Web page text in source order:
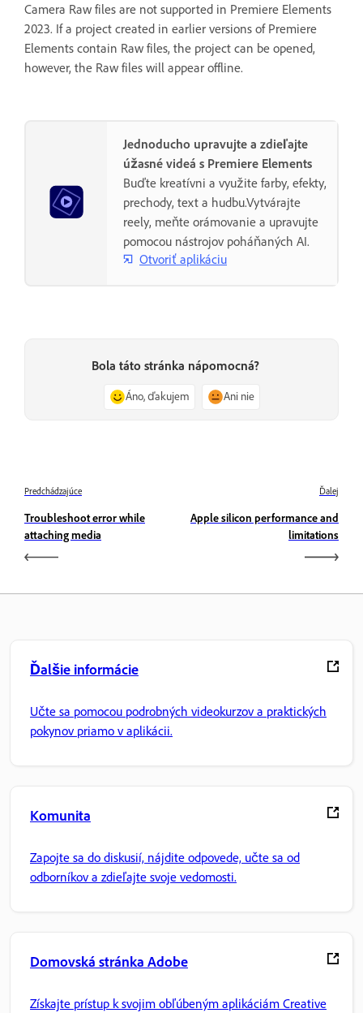
Camera Raw files are not supported in Premiere Elements
2023. If a project created in earlier versions of Premiere
Elements contain Raw files, the project can be opened,
however, the Raw files will appear offline.
Jednoducho upravujte a zdieľajte
úžasné videá s Premiere Elements
Buďte kreatívni a využite farby, efekty,
prechody, text a hudbu.Vytvárajte
reely, meňte orámovanie a upravujte
pomocou nástrojov poháňaných AI.
Otvoriť aplikáciu
Bola táto stránka nápomocná?
Áno, ďakujem Ani nie
Predchádzajúce
Troubleshoot error while
attaching media
Ďalej
Apple silicon performance and
limitations
Ďalšie informácie
Učte sa pomocou podrobných videokurzov a praktických
pokynov priamo v aplikácii.
Komunita
Zapojte sa do diskusií, nájdite odpovede, učte sa od
odborníkov a zdieľajte svoje vedomosti.
Domovská stránka Adobe
Získajte prístup k svojim obľúbeným aplikáciám Creative